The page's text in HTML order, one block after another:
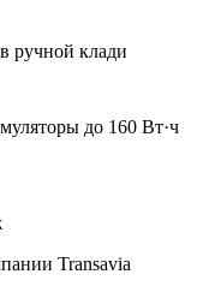
ручной клади
до 160 Вт·ч
Transavia